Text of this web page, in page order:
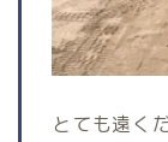
とても遠く